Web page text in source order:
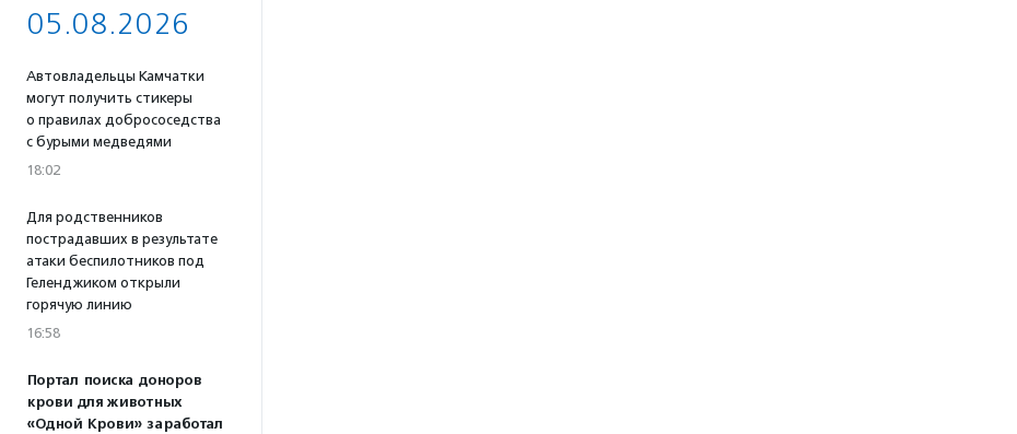
05.08.2026
Автовладельцы Камчатки
могут получить стикеры
о правилах добрососедства
с бурыми медведями
18:02
Для родственников
пострадавших в результате
атаки беспилотников под
Геленджиком открыли
горячую линию
16:58
Портал поиска доноров
крови для животных
«Одной Крови» заработал